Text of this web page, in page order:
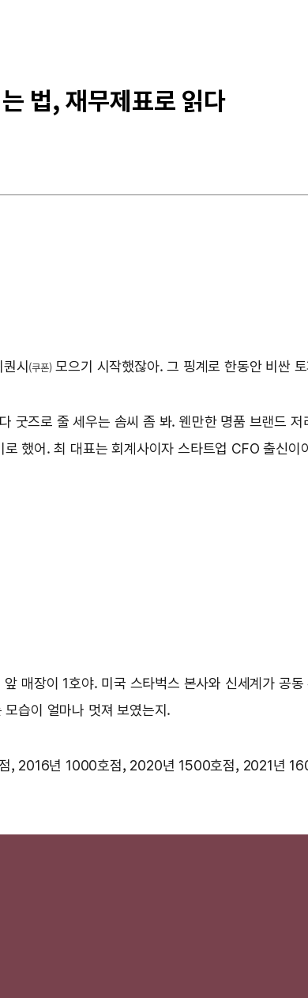
법, 재무제표로 읽다
시 (쿠폰)모으기 시작했잖아. 그 핑계로 한동안 비싼
굿즈로 줄 세우는 솜씨 좀 봐. 웬만한 명품 브랜드
했어. 최 대표는 회계사이자 스타트업 CFO 출신이
매장이 1호야. 미국 스타벅스 본사와 신세계가 공
습이 얼마나 멋져 보였는지.
, 2016년 1000호점, 2020년 1500호점, 2021년